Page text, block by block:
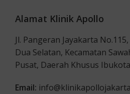
Alamat Klinik Apollo
Jl. Pangeran Jayakarta
Dua Selatan, Kecamatan
Pusat, Daerah Khusus
Email: